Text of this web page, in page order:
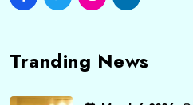
Tranding News